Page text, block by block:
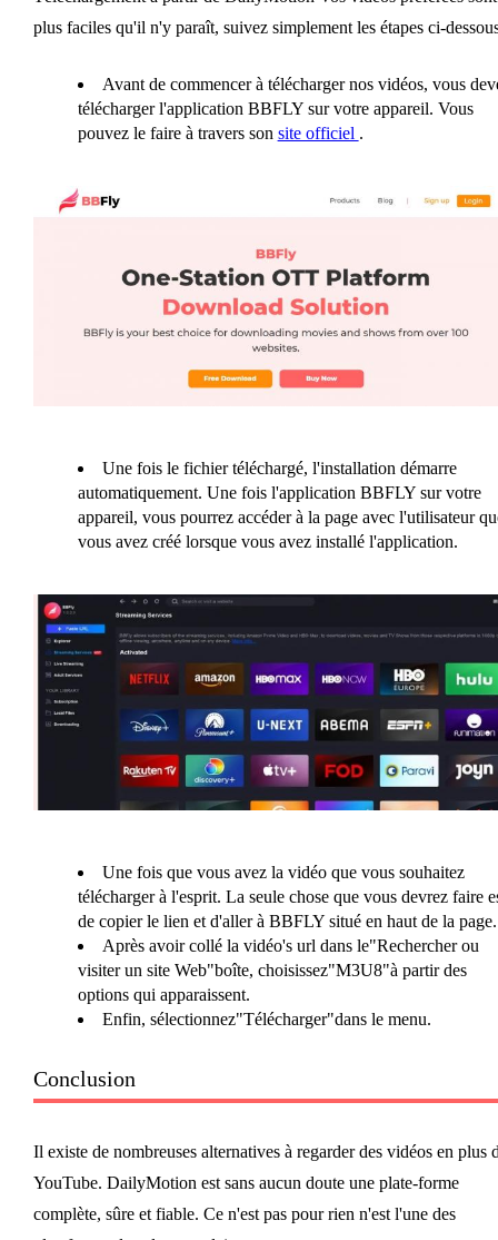
plus faciles qu'il n'y paraît, suivez simplement les étapes ci-
Avant de commencer à télécharger nos vidéos, vous
télécharger l'application BBFLY sur votre appareil. Vous
pouvez le faire à travers son site officiel .
Une fois le fichier téléchargé, l'installation démarre
automatiquement. Une fois l'application BBFLY sur votre
appareil, vous pourrez accéder à la page avec l'utilisateur
vous avez créé lorsque vous avez installé l'application.
Une fois que vous avez la vidéo que vous souhaitez
télécharger à l'esprit. La seule chose que vous devrez faire
de copier le lien et d'aller à BBFLY situé en haut de la page.
Après avoir collé la vidéo's url dans le"Rechercher ou
visiter un site Web"boîte, choisissez"M3U8"à partir des
options qui apparaissent.
Enfin, sélectionnez"Télécharger"dans le menu.
Conclusion
Il existe de nombreuses alternatives à regarder des vidéos en plus
YouTube. DailyMotion est sans aucun doute une plate-forme
complète, sûre et fiable. Ce n'est pas pour rien n'est l'une des